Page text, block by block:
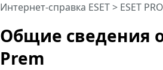
Общие сведения о
Prem
Интернет-справка ESET> ESET